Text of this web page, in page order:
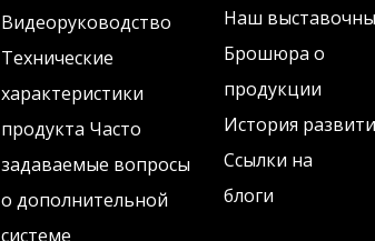
Видеоруководство
Технические
характеристики
продукта Часто
задаваемые вопросы
о дополнительной
системе
Наш
Брошюра о
продукции
История
Ссылки на
блоги